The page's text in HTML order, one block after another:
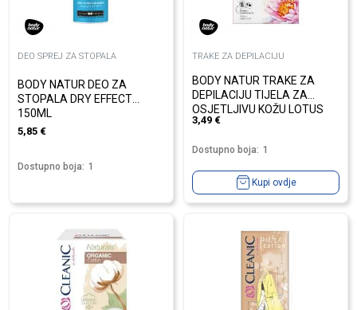
DEO SPREJ ZA STOPALA
BODY NATUR DEO ZA
STOPALA DRY EFFECT
150ML
5,85 €
Dostupno boja: 1
TRAKE ZA DEPILACIJU
BODY NATUR TRAKE ZA
DEPILACIJU TIJELA ZA
OSJETLJIVU KOŽU LOTUS
FLOWER
3,49 €
Dostupno boja: 1
Kupi ovdje